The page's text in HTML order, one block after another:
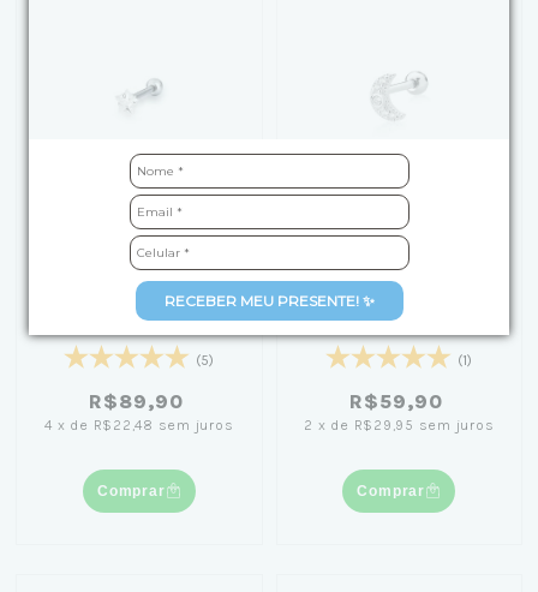
RECEBER MEU PRESENTE! ✨
Piercing de Prata Tragus
Estrela Zircônia
(5)
R$89,90
4 x de R$22,48 sem juros
Comprar
Piercing Lua Cravejado
Tragus
(1)
R$59,90
2 x de R$29,95 sem juros
Comprar